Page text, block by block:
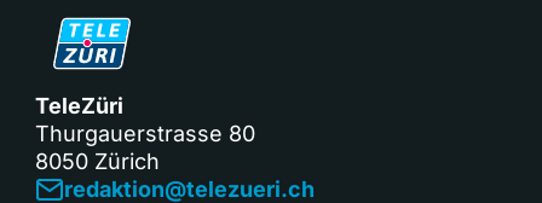
TeleZüri
Thurgauerstrasse 80
8050 Zürich
redaktion@telezueri.ch